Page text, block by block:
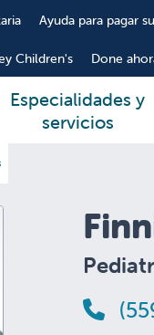
Ayuda para pagar
Children's Done
Especialidades y
servicios